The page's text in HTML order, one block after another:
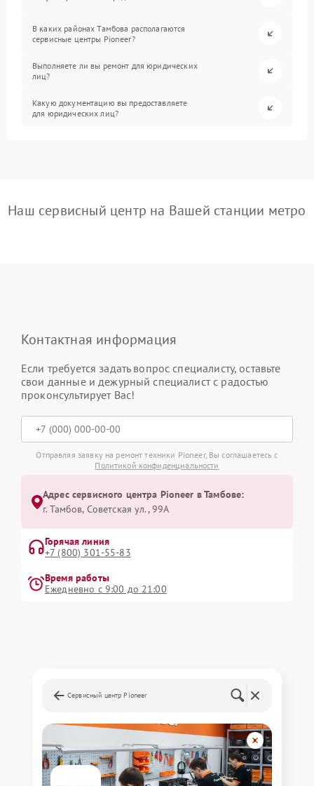
В каких районах Тамбова располагаются
сервисные центры Pioneer?
Выполняете ли вы ремонт для юридических
лиц?
Какую документацию вы предоставляете
для юридических лиц?
Наш сервисный центр на Вашей станции метро
Контактная информация
Если требуется задать вопрос специалисту, оставьте
свои данные и дежурный специалист с радостью
проконсультирует Вас!
Отправляя заявку на ремонт техники Pioneer, Вы соглашаетесь с
Политикой конфиденциальности
Адрес сервисного центра Pioneer в Тамбове:
г. Тамбов, Советская ул., 99А
Горячая линия
+7 (800) 301-55-83
Время работы
Ежедневно с 9:00 до 21:00
Сервисный центр Pioneer